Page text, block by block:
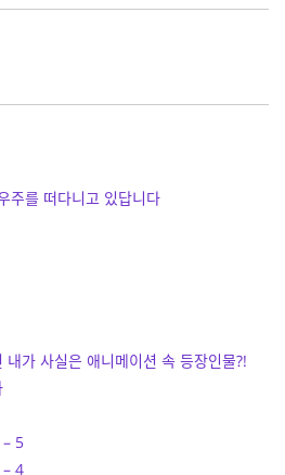
주를 떠다니고 있답니다
가 사실은 애니메이션 속 등장인물?!
– 5
– 4